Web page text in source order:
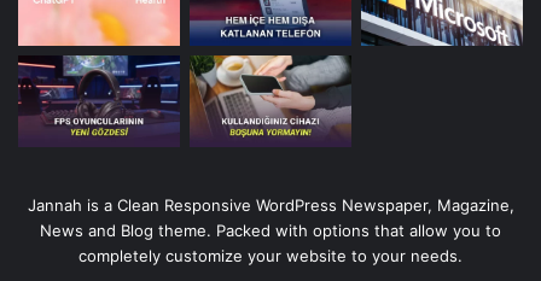
Jannah is a Clean Responsive WordPress Newspaper, Magazine,
News and Blog theme. Packed with options that allow you to
completely customize your website to your needs.